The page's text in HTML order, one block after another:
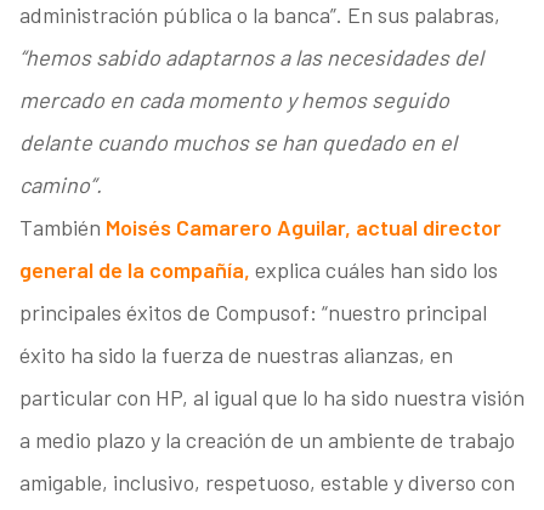
administración pública o la banca”. En sus palabras,
“hemos sabido adaptarnos a las necesidades del
mercado en cada momento y hemos seguido
delante cuando muchos se han quedado en el
camino”.
También Moisés Camarero Aguilar, actual director
general de la compañía, explica cuáles han sido los
principales éxitos de Compusof: “nuestro principal
éxito ha sido la fuerza de nuestras alianzas, en
particular con HP, al igual que lo ha sido nuestra visión
a medio plazo y la creación de un ambiente de trabajo
amigable, inclusivo, respetuoso, estable y diverso con